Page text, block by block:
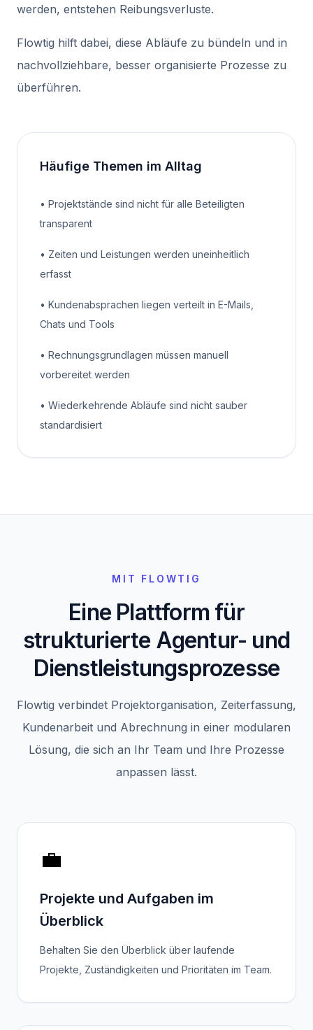
werden, entstehen Reibungsverluste.
Flowtig hilft dabei, diese Abläufe zu bündeln und in
nachvollziehbare, besser organisierte Prozesse zu
überführen.
Häufige Themen im Alltag
• Projektstände sind nicht für alle Beteiligten
transparent
• Zeiten und Leistungen werden uneinheitlich
erfasst
• Kundenabsprachen liegen verteilt in E-Mails,
Chats und Tools
• Rechnungsgrundlagen müssen manuell
vorbereitet werden
• Wiederkehrende Abläufe sind nicht sauber
standardisiert
MIT FLOWTIG
Eine Plattform für
strukturierte Agentur- und
Dienstleistungsprozesse
Flowtig verbindet Projektorganisation, Zeiterfassung,
Kundenarbeit und Abrechnung in einer modularen
Lösung, die sich an Ihr Team und Ihre Prozesse
anpassen lässt.
💼
Projekte und Aufgaben im
Überblick
Behalten Sie den Überblick über laufende
Projekte, Zuständigkeiten und Prioritäten im Team.